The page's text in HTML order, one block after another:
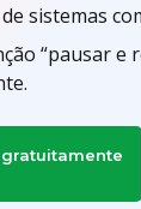
sistemas
“pausar e